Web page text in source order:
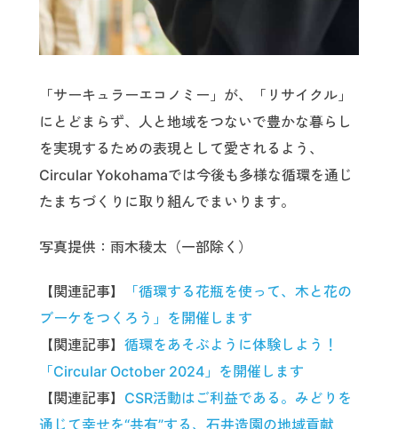
「サーキュラーエコノミー」が、「リサイクル」
にとどまらず、人と地域をつないで豊かな暮らし
を実現するための表現として愛されるよう、
Circular Yokohamaでは今後も多様な循環を通じ
たまちづくりに取り組んでまいります。
写真提供：雨木稜太（一部除く）
【関連記事】
「循環する花瓶を使って、木と花の
ブーケをつくろう」を開催します
【関連記事】 循環をあそぶように体験しよう！
「Circular October 2024」を開催します
【関連記事】 CSR活動はご利益である。みどりを
通じて幸せを“共有”する、石井造園の地域貢献